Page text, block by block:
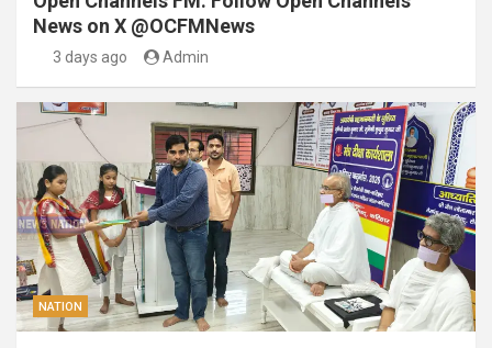
News on X @OCFMNews
3 days ago Admin
NATION